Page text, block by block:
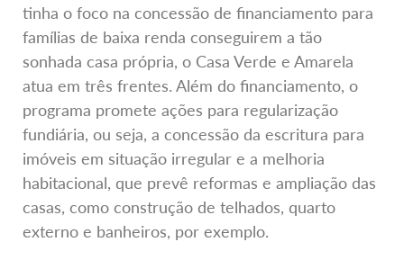
tinha o foco na concessão de financiamento para
famílias de baixa renda conseguirem a tão
sonhada casa própria, o Casa Verde e Amarela
atua em três frentes. Além do financiamento, o
programa promete ações para regularização
fundiária, ou seja, a concessão da escritura para
imóveis em situação irregular e a melhoria
habitacional, que prevê reformas e ampliação das
casas, como construção de telhados, quarto
externo e banheiros, por exemplo.